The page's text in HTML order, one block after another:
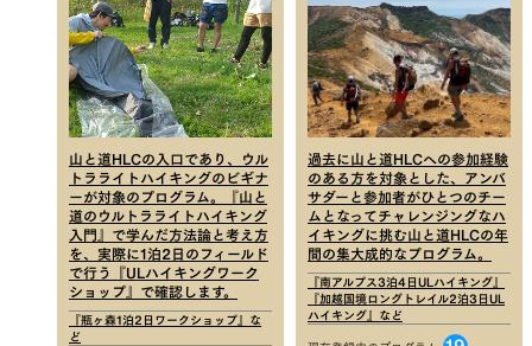
山と道HLCの入口であり、ウル
トラライトハイキングのビギナ
ーが対象のプログラム。『山と
道のウルトラライトハイキング
入門』で学んだ方法論と考え方
を、実際に1泊2日のフィールド
で行う『ULハイキングワーク
ショップ』で確認します。
『瓶ヶ森1泊2日ワークショップ』な
ど
過去に山と道HLCへの参加経験
のある方を対象とした、アンバ
サダーと参加者がひとつのチー
ムとなってチャレンジングなハ
イキングに挑む山と道HLCの年
間の集大成的なプログラム。
『南アルプス3泊4日ULハイキング』
『加越国境ロングトレイル2泊3日UL
ハイキング』など